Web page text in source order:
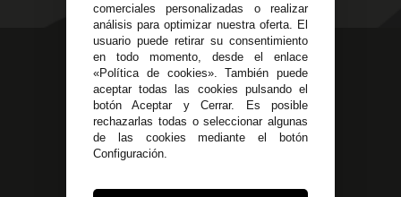
623 23 31 98
Atendemos Whatsapp
955 44 45 43/955 44 45 44
info@steielectronica.com
Avenida Plaza de Toros,
comerciales personalizadas o realizar
análisis para optimizar nuestra oferta. El
usuario puede retirar su consentimiento
en todo momento, desde el enlace
«Política de cookies». También puede
aceptar todas las cookies pulsando el
botón Aceptar y Cerrar. Es posible
rechazarlas todas o seleccionar algunas
de las cookies mediante el botón
Configuración.